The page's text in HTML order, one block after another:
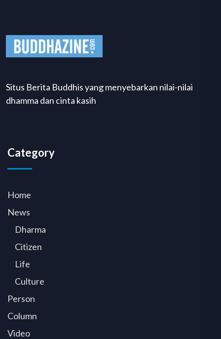
Situs Berita Buddhis yang menyebarkan nilai-nilai
dhamma dan cinta kasih
Category
Home
News
Dharma
Citizen
Life
Culture
Person
Column
Video